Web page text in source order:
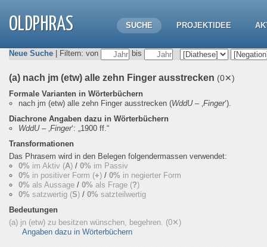
OLDPHRAS SUCHE PROJEKTIDEE
Neue Suche | Filtern: von bis
(a) nach jm (etw) alle zehn Finger ausstrecken (0✕)
Formale Varianten in Wörterbüchern
nach jm (etw) alle zehn Finger ausstrecken (WddU– ‚Finger‘).
Diachrone Angaben dazu in Wörterbüchern
WddU– ‚Finger‘: „1900 ff.“
Transformationen
Das Phrasem wird in den Belegen folgendermassen verwendet:
0% im Aktiv (A) / 0% im Passiv
0% in positiver Form (+) / 0% in negierter Form
0% als Aussage / 0% als Frage (?)
0% satzwertig (S) / 0% satzteilwertig
Bedeutungen
(a) jn (etw) zu besitzen wünschen, begehren. (0✕)
Angaben dazu in Wörterbüchern